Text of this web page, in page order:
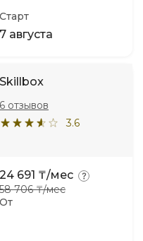
Старт
7 августа
Skillbox
3.6
6 отзывов
От
24 691 ₸/мес
58 706 ₸/мес